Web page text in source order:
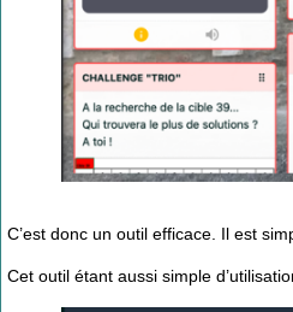
C’est donc un outil efficace. Il est
Cet outil étant aussi simple